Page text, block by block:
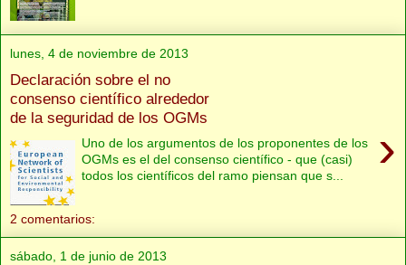
lunes, 4 de noviembre de 2013
Declaración sobre el no
consenso científico alrededor
de la seguridad de los OGMs
›
Uno de los argumentos de los proponentes de los
OGMs es el del consenso científico - que (casi)
todos los científicos del ramo piensan que s...
2 comentarios:
sábado, 1 de junio de 2013